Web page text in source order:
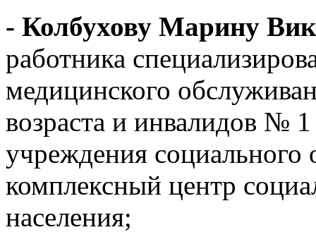
- Колбухову Марину
работника
медицинского
возраста и инвалидов №
учреждения
комплексный центр
населения;